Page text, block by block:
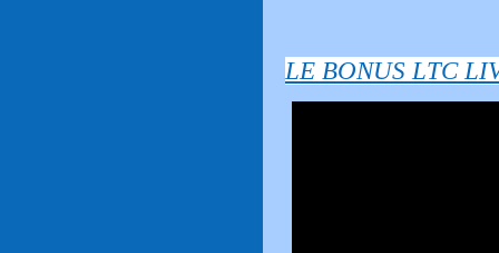
LE BONUS LTC